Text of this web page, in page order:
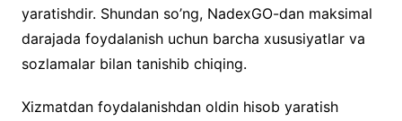
yaratishdir. Shundan so’ng, NadexGO-dan maksimal
darajada foydalanish uchun barcha xususiyatlar va
sozlamalar bilan tanishib chiqing.
Xizmatdan foydalanishdan oldin hisob yaratish